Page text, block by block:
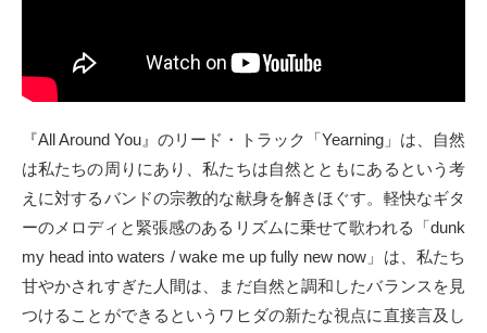
『All Around You』のリード・トラック「Yearning」は、自然
は私たちの周りにあり、私たちは自然とともにあるという考
えに対するバンドの宗教的な献身を解きほぐす。軽快なギタ
ーのメロディと緊張感のあるリズムに乗せて歌われる「dunk
my head into waters / wake me up fully new now」は、私たち
甘やかされすぎた人間は、まだ自然と調和したバランスを見
つけることができるというワヒダの新たな視点に直接言及し